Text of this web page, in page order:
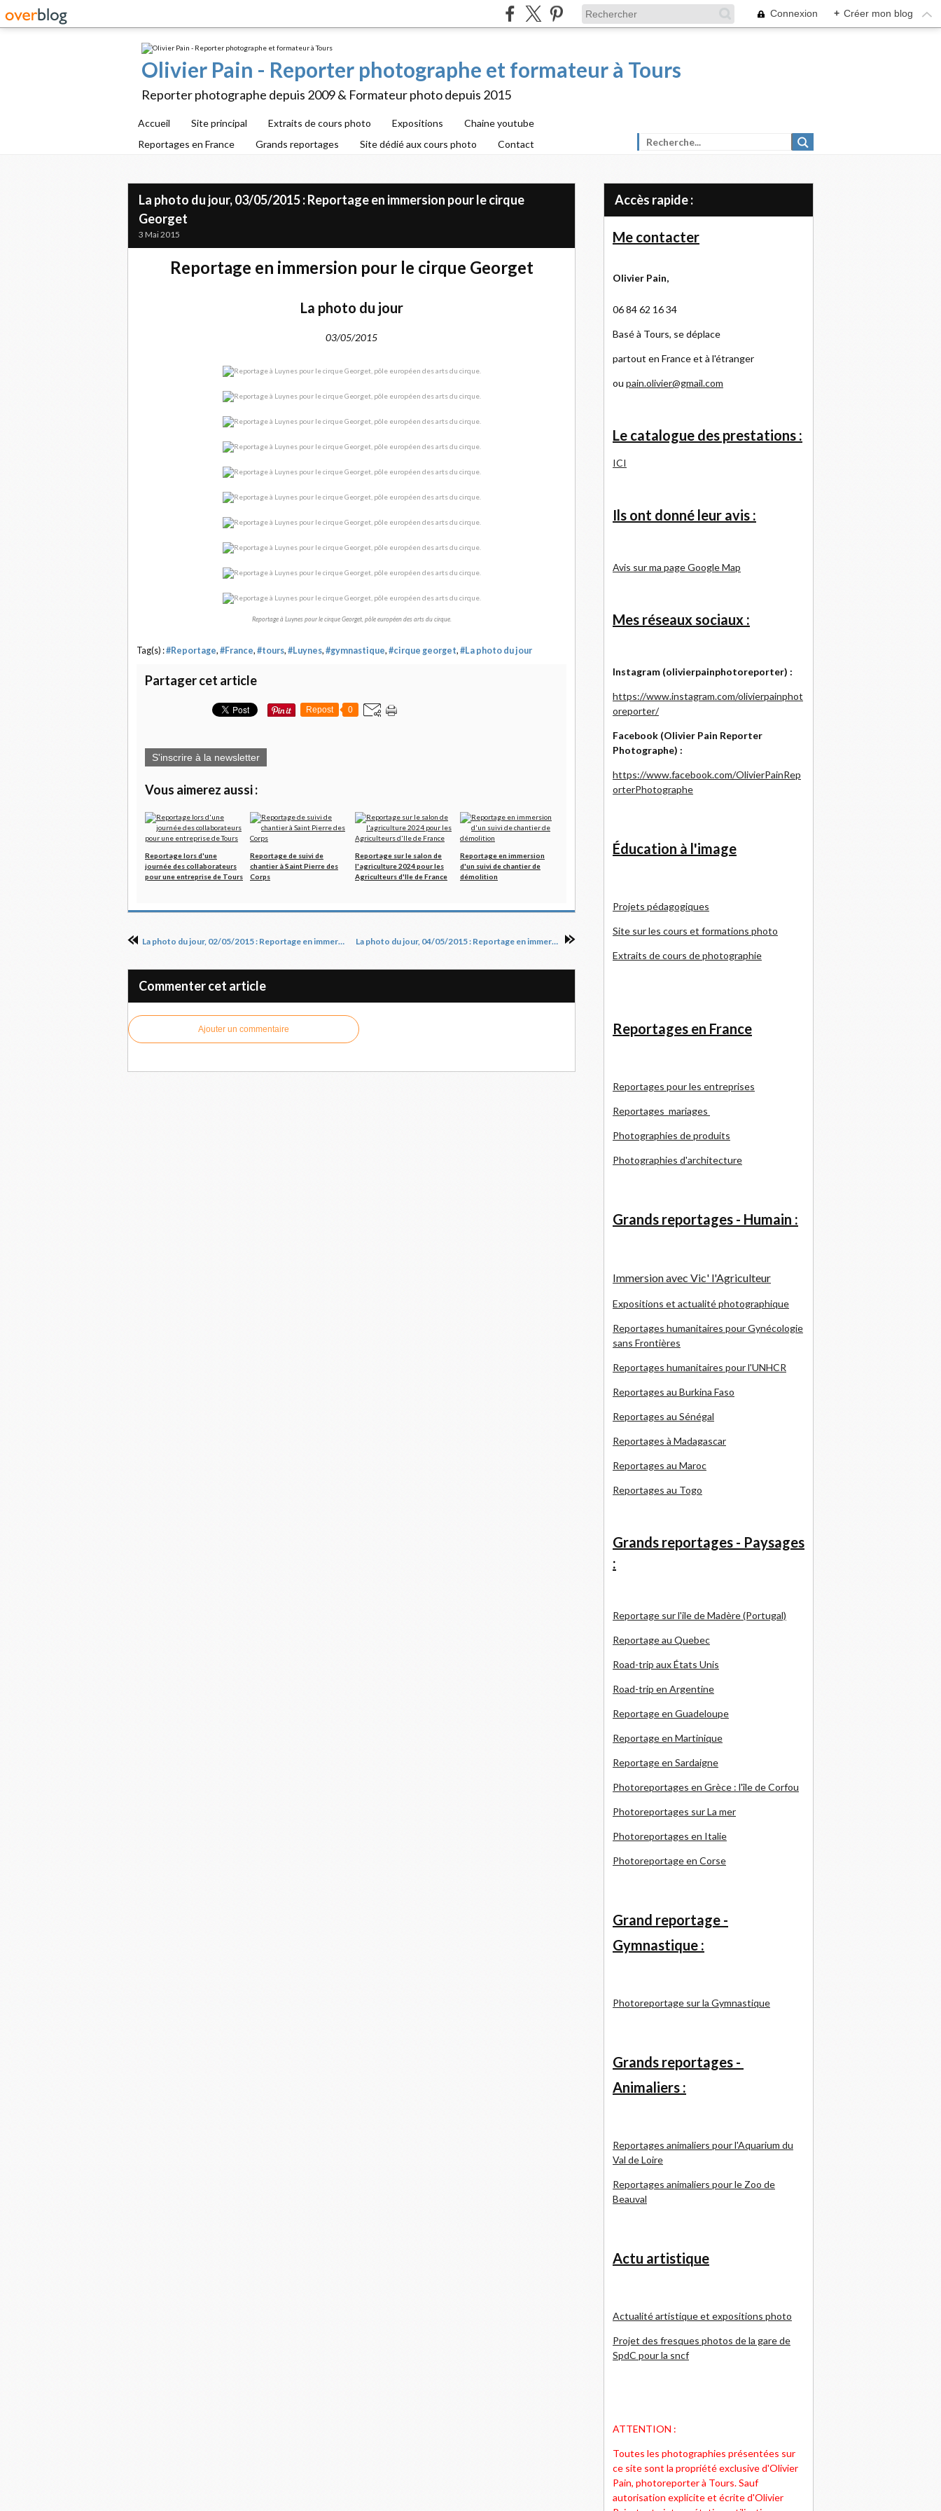
Connexion + Créer mon blog
Olivier Pain - Reporter photographe et formateur à Tours
Reporter photographe depuis 2009 & Formateur photo depuis 2015
Accueil Site principal Extraits de cours photo Expositions
Chaine youtube
Reportages en France
Grands reportages Site dédié aux cours photo Contact
La photo du jour, 03/05/2015 : Reportage en immersion pour le cirque
Georget
3 Mai 2015
Reportage en immersion pour le cirque Georget
La photo du jour
03/05/2015
Reportage à Luynes pour le cirque Georget, pôle européen des arts du cirque.
Tag(s) :#Reportage, #France, #tours, #Luynes, #gymnastique, #cirque georget, #La photo du jour
Partager cet article
Repost 0
S'inscrire à la newsletter
Vous aimerez aussi :
Reportage lors d'une
journée des collaborateurs
pour une entreprise de Tours
Reportage de suivi de
chantier à Saint Pierre des
Corps
Reportage sur le salon de
l'agriculture 2024 pour les
Agriculteurs d'Ile de France
Reportage en immersion
d'un suivi de chantier de
démolition
La photo du jour, 02/05/2015 : Reportage en immersion pour le cirque Georget La photo du jour, 04/05/2015 : Reportage en immersion pour le cirque Georget
Commenter cet article
Ajouter un commentaire
Accès rapide :
Me contacter
Olivier Pain,
06 84 62 16 34
Basé à Tours, se déplace
partout en France et à l'étranger
ou pain.olivier@gmail.com
Le catalogue des prestations :
ICI
Ils ont donné leur avis :
Avis sur ma page Google Map
Mes réseaux sociaux :
Instagram (olivierpainphotoreporter) :
https://www.instagram.com/olivierpainphot
oreporter/
Facebook (Olivier Pain Reporter
Photographe) :
https://www.facebook.com/OlivierPainRep
orterPhotographe
Éducation à l'image
Projets pédagogiques
Site sur les cours et formations photo
Extraits de cours de photographie
Reportages en France
Reportages pour les entreprises
Reportages mariages
Photographies de produits
Photographies d'architecture
Grands reportages - Humain :
Immersion avec Vic' l'Agriculteur
Expositions et actualité photographique
Reportages humanitaires pour Gynécologie
sans Frontières
Reportages humanitaires pour l'UNHCR
Reportages au Burkina Faso
Reportages au Sénégal
Reportages à Madagascar
Reportages au Maroc
Reportages au Togo
Grands reportages - Paysages
:
Reportage sur l'ile de Madère (Portugal)
Reportage au Quebec
Road-trip aux États Unis
Road-trip en Argentine
Reportage en Guadeloupe
Reportage en Martinique
Reportage en Sardaigne
Photoreportages en Grèce : l'île de Corfou
Photoreportages sur La mer
Photoreportages en Italie
Photoreportage en Corse
Grand reportage -
Gymnastique :
Photoreportage sur la Gymnastique
Grands reportages -
Animaliers :
Reportages animaliers pour l'Aquarium du
Val de Loire
Reportages animaliers pour le Zoo de
Beauval
Actu artistique
Actualité artistique et expositions photo
Projet des fresques photos de la gare de
SpdC pour la sncf
ATTENTION :
Toutes les photographies présentées sur
ce site sont la propriété exclusive d'Olivier
Pain, photoreporter à Tours. Sauf
autorisation explicite et écrite d'Olivier